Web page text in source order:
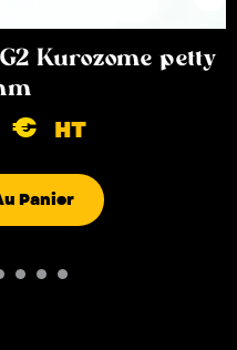
Kurozome petty
€ HT
Panier